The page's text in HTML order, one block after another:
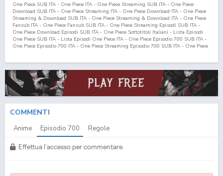
One Piece SUB ITA - One Piece ITA - One Piece Streaming SUB ITA - One Piece
Download SUB ITA - One Piece Streaming ITA - One Piece Download ITA - One Piece
Streaming & Download SUB ITA - One Piece Streaming & Download ITA - One Piece
Fansub ITA - One Piece Fansub SUB ITA - One Piece Streaming Episodi SUB ITA -
One Piece Download Episodi SUB ITA - One Piece Sottotitoli Italiani - Lista Episodi
One Piece SUB ITA - Lista Episodi One Piece ITA - One Piece Episodio 700 SUB ITA -
One Piece Episodio 700 ITA - One Piece Streaming Episodio 700 SUB ITA - One Piece
COMMENTI
Anime Episodio 700 Regole
Effettua l'accesso per commentare.